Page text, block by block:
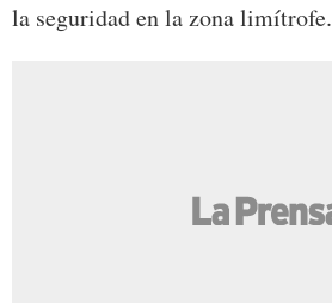
la seguridad en la zona limítrofe.